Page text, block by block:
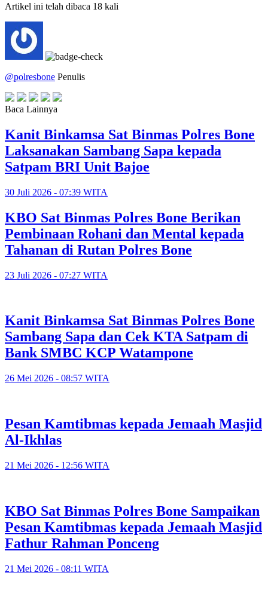
Artikel ini telah dibaca 18 kali
@polresbone Penulis
Baca Lainnya
Kanit Binkamsa Sat Binmas Polres Bone
Laksanakan Sambang Sapa kepada
Satpam BRI Unit Bajoe
30 Juli 2026 - 07:39 WITA
KBO Sat Binmas Polres Bone Berikan
Pembinaan Rohani dan Mental kepada
Tahanan di Rutan Polres Bone
23 Juli 2026 - 07:27 WITA
Kanit Binkamsa Sat Binmas Polres Bone
Sambang Sapa dan Cek KTA Satpam di
Bank SMBC KCP Watampone
26 Mei 2026 - 08:57 WITA
Pesan Kamtibmas kepada Jemaah Masjid
Al-Ikhlas
21 Mei 2026 - 12:56 WITA
KBO Sat Binmas Polres Bone Sampaikan
Pesan Kamtibmas kepada Jemaah Masjid
Fathur Rahman Ponceng
21 Mei 2026 - 08:11 WITA